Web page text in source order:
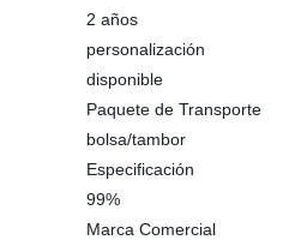
2 años
personalización
disponible
Paquete de Transporte
bolsa/tambor
Especificación
99%
Marca Comercial